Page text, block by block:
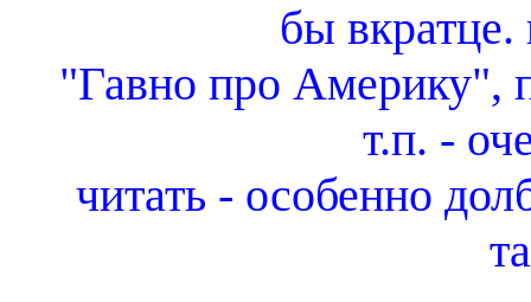
бы
"Гавно про Америку",
т.п. -
читать - особенно